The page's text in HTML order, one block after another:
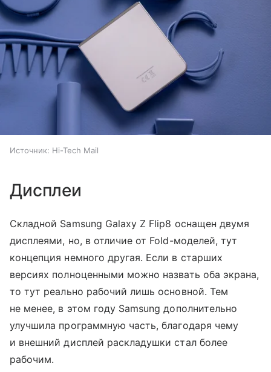
Источник: Hi-Tech Mail
Дисплеи
Складной Samsung Galaxy Z Flip8 оснащен двумя
дисплеями, но, в отличие от Fold-моделей, тут
концепция немного другая. Если в старших
версиях полноценными можно назвать оба экрана,
то тут реально рабочий лишь основной. Тем
не менее, в этом году Samsung дополнительно
улучшила программную часть, благодаря чему
и внешний дисплей раскладушки стал более
рабочим.